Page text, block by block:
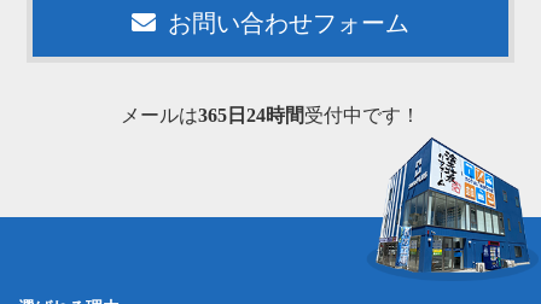
お問い合わせフォーム
メールは365日24時間受付中です！